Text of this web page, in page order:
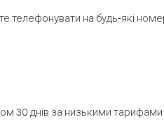
на будь-які
30 днів за низькими